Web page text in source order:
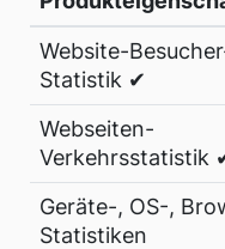
Website-
Statistik ✔
Webseiten-
Verkehrsstatistik
Geräte-, OS-,
Statistiken